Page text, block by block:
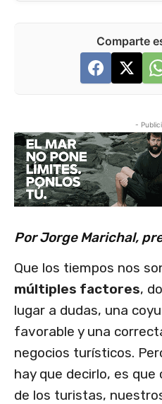
Comparte
-
Por Jorge Marichal,
Que los tiempos nos
múltiples factores,
lugar a dudas, una
favorable y una
negocios turísticos.
hay que decirlo, es
de los turistas,